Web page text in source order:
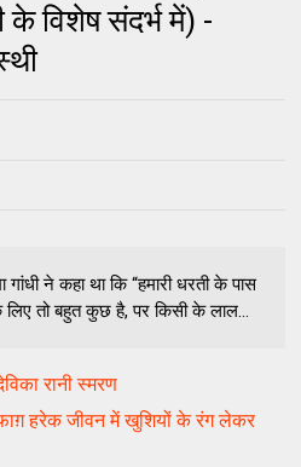
के विशेष संदर्भ में) -
गांधी ने कहा था कि “हमारी धरती के पास
तो बहुत कुछ है, पर किसी के लाल...
रानी स्मरण
हरेक जीवन में खुशियों के रंग लेकर